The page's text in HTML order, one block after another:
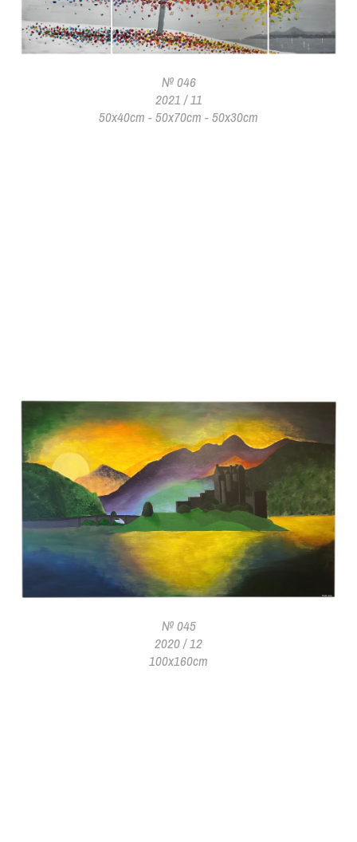
№ 046
2021 / 11
50x40cm - 50x70cm - 50x30cm
№ 045
2020 / 12
100x160cm